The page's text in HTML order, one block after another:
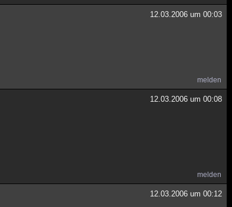
12.03.2006 um 00:03
melden
12.03.2006 um 00:08
melden
12.03.2006 um 00:12